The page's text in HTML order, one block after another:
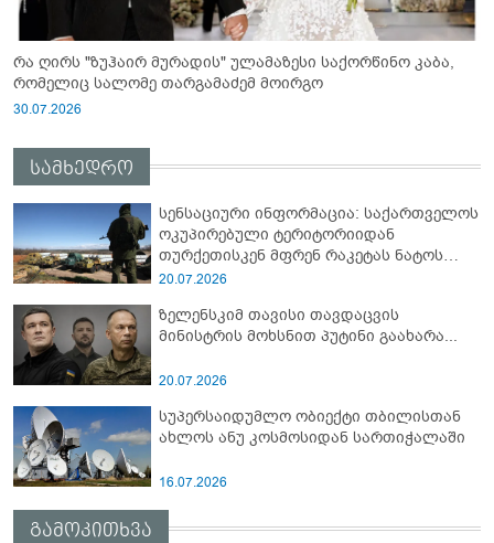
რა ღირს "ზუჰაირ მურადის" ულამაზესი საქორწინო კაბა,
რომელიც სალომე თარგამაძემ მოირგო
30.07.2026
სამხედრო
სენსაციური ინფორმაცია: საქართველოს
ოკუპირებული ტერიტორიიდან
თურქეთისკენ მფრენ რაკეტას ნატოს
სამიტი კინაღამ ჩაუშლია
20.07.2026
ზელენსკიმ თავისი თავდაცვის
მინისტრის მოხსნით პუტინი გაახარა...
20.07.2026
სუპერსაიდუმლო ობიექტი თბილისთან
ახლოს ანუ კოსმოსიდან სართიჭალაში
16.07.2026
გამოკითხვა